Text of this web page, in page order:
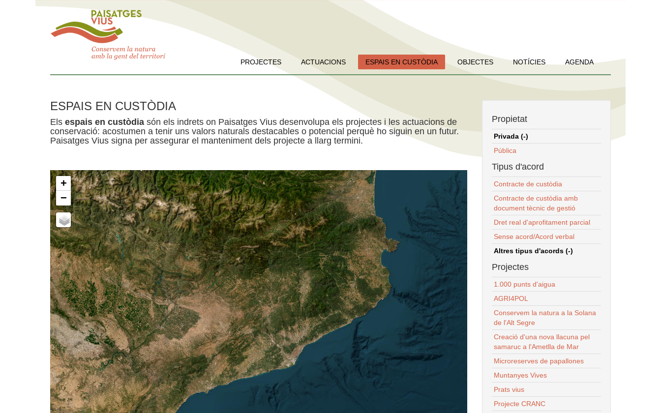
PROJECTES ACTUACIONS ESPAIS EN CUSTÒDIA OBJECTES NOTÍCIES AGENDA
ESPAIS EN CUSTÒDIA
Els espais en custòdia són els indrets on Paisatges Vius desenvolupa els projectes i les actuacions de
conservació: acostumen a tenir uns valors naturals destacables o potencial perquè ho siguin en un futur.
Paisatges Vius signa per assegurar el manteniment dels projecte a llarg termini.
+
−
Propietat
Privada (-)
Pública
Tipus d'acord
Contracte de custòdia
Contracte de custòdia amb
document tècnic de gestió
Dret real d'aprofitament parcial
Sense acord/Acord verbal
Altres tipus d'acords (-)
Projectes
1.000 punts d'aigua
AGRI4POL
Conservem la natura a la Solana
de l'Alt Segre
Creació d'una nova llacuna pel
samaruc a l'Ametlla de Mar
Microreserves de papallones
Muntanyes Vives
Prats vius
Projecte CRANC